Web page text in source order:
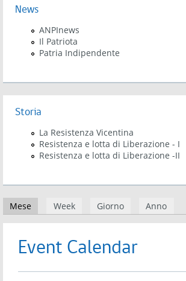
News
ANPInews
Il Patriota
Patria Indipendente
Storia
La Resistenza Vicentina
Resistenza e lotta di Liberazione - I
Resistenza e lotta di Liberazione -II
Schede primarie
Mese (scheda attiva)
Week Giorno Anno
Event Calendar